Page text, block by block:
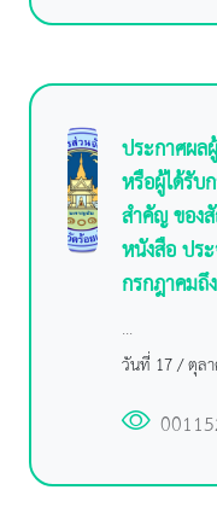
ประกาศผล
หรือผู้ได้รับ
สำคัญ ของ
หนังสือ ปร
กรกฎาคมถึ
...
วันที่ 17 / ตุล